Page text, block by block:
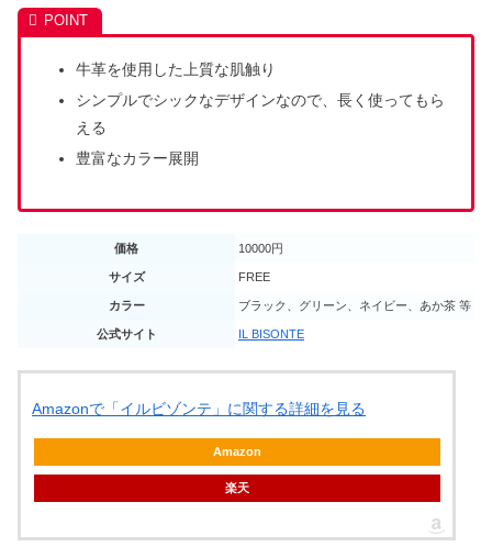
牛革を使用した上質な肌触り
シンプルでシックなデザインなので、長く使ってもら
える
豊富なカラー展開
価格 10000円
サイズ FREE
カラー ブラック、グリーン、ネイビー、あか茶 等
公式サイト IL BISONTE
Amazonで「イルビゾンテ」に関する詳細を見る
Amazon
楽天